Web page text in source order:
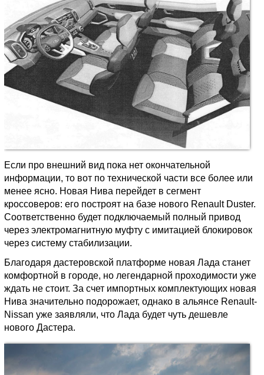
Если про внешний вид пока нет окончательной
информации, то вот по технической части все более или
менее ясно. Новая Нива перейдет в сегмент
кроссоверов: его построят на базе нового Renault Duster.
Соответственно будет подключаемый полный привод
через электромагнитную муфту с имитацией блокировок
через систему стабилизации.
Благодаря дастеровской платформе новая Лада станет
комфортной в городе, но легендарной проходимости уже
ждать не стоит. За счет импортных комплектующих новая
Нива значительно подорожает, однако в альянсе Renault-
Nissan уже заявляли, что Лада будет чуть дешевле
нового Дастера.